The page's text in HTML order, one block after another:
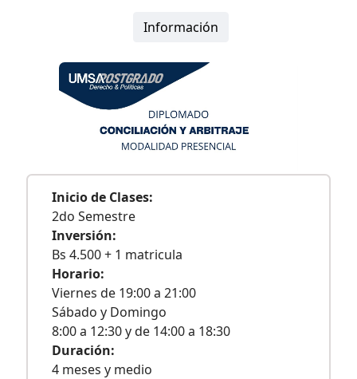
Información
Inicio de Clases:
2do Semestre
Inversión:
Bs 4.500 + 1 matricula
Horario:
Viernes de 19:00 a 21:00
Sábado y Domingo
8:00 a 12:30 y de 14:00 a 18:30
Duración:
4 meses y medio